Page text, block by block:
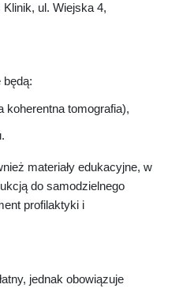
ul. Wiejska 4,
koherentna tomografia),
materiały edukacyjne, w
do samodzielnego
profilaktyki i
jednak obowiązuje